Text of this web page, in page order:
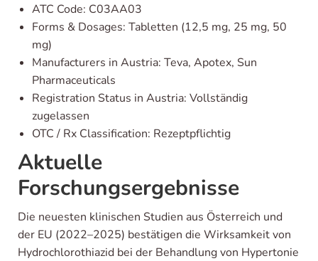
ATC Code: C03AA03
Forms & Dosages: Tabletten (12,5 mg, 25 mg, 50
mg)
Manufacturers in Austria: Teva, Apotex, Sun
Pharmaceuticals
Registration Status in Austria: Vollständig
zugelassen
OTC / Rx Classification: Rezeptpflichtig
Aktuelle
Forschungsergebnisse
Die neuesten klinischen Studien aus Österreich und
der EU (2022–2025) bestätigen die Wirksamkeit von
Hydrochlorothiazid bei der Behandlung von Hypertonie